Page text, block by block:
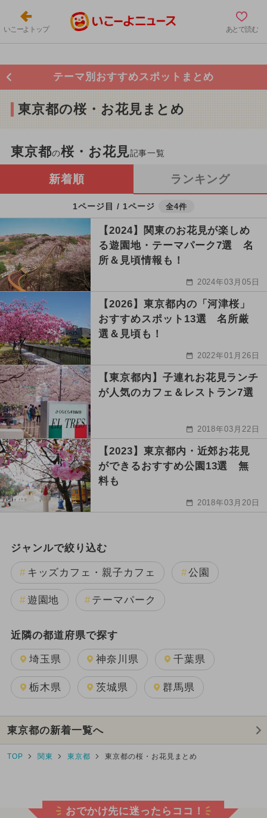
いこーよトップ あとで読む
テーマ別おすすめスポットまとめ
東京都の桜・お花見まとめ
東京都の桜・お花見記事一覧
新着順 ランキング
1ページ目 / 1ページ 全4件
【2024】関東のお花見が楽しめ
る遊園地・テーマパーク7選 名
所＆見頃情報も！
2024年03月05日
【2026】東京都内の「河津桜」
おすすめスポット13選 名所厳
選＆見頃も！
2022年01月26日
【東京都内】子連れお花見ランチ
が人気のカフェ＆レストラン7選
2018年03月22日
【2023】東京都内・近郊お花見
ができるおすすめ公園13選 無
料も
2018年03月20日
ジャンルで絞り込む
キッズカフェ・親子カフェ 公園
遊園地 テーマパーク
近隣の都道府県で探す
埼玉県 神奈川県 千葉県
栃木県 茨城県 群馬県
東京都の新着一覧へ
TOP 関東 東京都 東京都の桜・お花見まとめ
おでかけ先に迷ったらココ！